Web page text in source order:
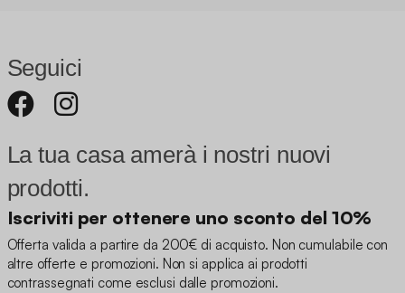
Seguici
La tua casa amerà i nostri nuovi
prodotti.
Iscriviti per ottenere uno sconto del 10%
Offerta valida a partire da 200€ di acquisto. Non cumulabile con
altre offerte e promozioni. Non si applica ai prodotti
contrassegnati come esclusi dalle promozioni.